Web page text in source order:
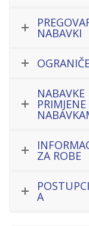
NABAVKI
ZA ROBE
A